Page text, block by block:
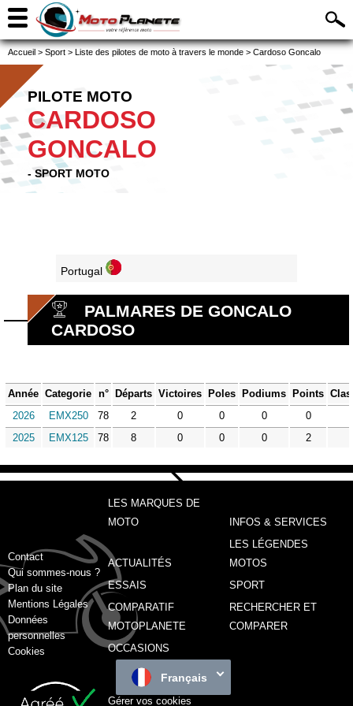
Accueil > Sport > Liste des pilotes de moto à travers le monde > Cardoso Goncalo
PILOTE MOTO
CARDOSO
GONCALO
- SPORT MOTO
Portugal
PALMARES DE GONCALO
CARDOSO
Année Categorie n° Départs Victoires Poles Podiums Points
2026
EMX250 78 2 0 0 0
0
2025
EMX125 78 8 0 0 0 2
Contact
Qui sommes-nous ?
Plan du site
Mentions Légales
Données
personnelles
Cookies
LES MARQUES DE
MOTO
INFOS & SERVICES
ACTUALITÉS
LES LÉGENDES
MOTOS
ESSAIS
SPORT
COMPARATIF
MOTOPLANETE
RECHERCHER ET
COMPARER
OCCASIONS
Français
Gérer vos cookies